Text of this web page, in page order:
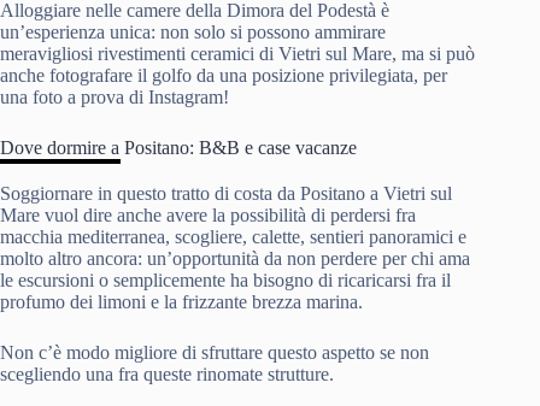
Alloggiare nelle camere della Dimora del Podestà è
un’esperienza unica: non solo si possono ammirare
meravigliosi rivestimenti ceramici di Vietri sul Mare, ma si può
anche fotografare il golfo da una posizione privilegiata, per
una foto a prova di Instagram!
Dove dormire a Positano: B&B e case vacanze
Soggiornare in questo tratto di costa da Positano a Vietri sul
Mare vuol dire anche avere la possibilità di perdersi fra
macchia mediterranea, scogliere, calette, sentieri panoramici e
molto altro ancora: un’opportunità da non perdere per chi ama
le escursioni o semplicemente ha bisogno di ricaricarsi fra il
profumo dei limoni e la frizzante brezza marina.
Non c’è modo migliore di sfruttare questo aspetto se non
scegliendo una fra queste rinomate strutture.